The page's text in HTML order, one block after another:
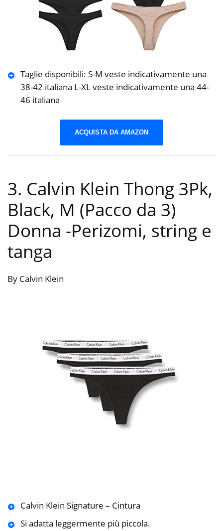
Taglie disponibili: S-M veste indicativamente una
38-42 italiana L-XL veste indicativamente una 44-
46 italiana
ACQUISTA DA AMAZON
3. Calvin Klein Thong 3Pk,
Black, M (Pacco da 3)
Donna -Perizomi, string e
tanga
By Calvin Klein
Calvin Klein Signature – Cintura
Si adatta leggermente più piccola.